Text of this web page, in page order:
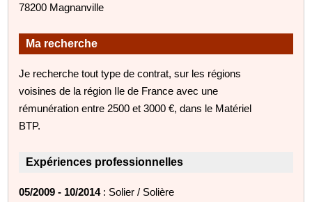
78200 Magnanville
Ma recherche
Je recherche tout type de contrat, sur les régions
voisines de la région Ile de France avec une
rémunération entre 2500 et 3000 €, dans le Matériel
BTP.
Expériences professionnelles
05/2009 - 10/2014: Solier / Solière